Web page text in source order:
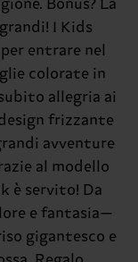
Bonus? La
I Kids
entrare nel
colorate in
allegria ai
frizzante
avventure
al modello
è servito! Da
e fantasia—
gigantesco e